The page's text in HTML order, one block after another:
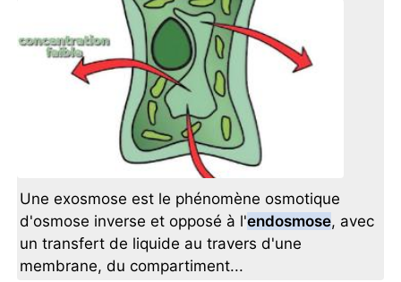
Une exosmose est le phénomène osmotique
d'osmose inverse et opposé à l'endosmose, avec
un transfert de liquide au travers d'une
membrane, du compartiment...